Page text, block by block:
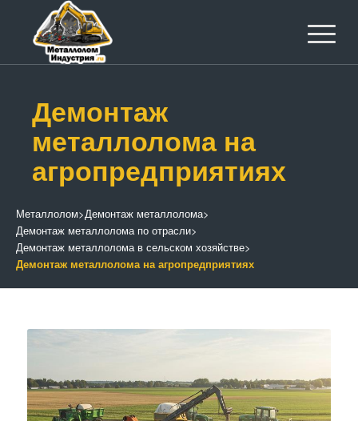
Демонтаж
металлолома на
агропредприятиях
Металлолом>Демонтаж металлолома>
Демонтаж металлолома по отрасли>
Демонтаж металлолома в сельском хозяйстве>
Демонтаж металлолома на агропредприятиях